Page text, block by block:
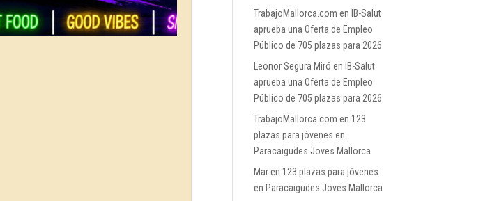
TrabajoMallorca.com en IB-Salut
aprueba una Oferta de Empleo
Público de 705 plazas para 2026
Leonor Segura Miró en IB-Salut
aprueba una Oferta de Empleo
Público de 705 plazas para 2026
TrabajoMallorca.com en 123
plazas para jóvenes en
Paracaigudes Joves Mallorca
Maren 123 plazas para jóvenes
en Paracaigudes Joves Mallorca